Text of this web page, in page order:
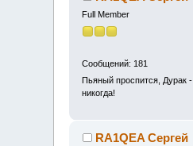
Full Member
Сообщений: 181
Пьяный проспится, Дурак -
никогда!
RA1QEA Сергей